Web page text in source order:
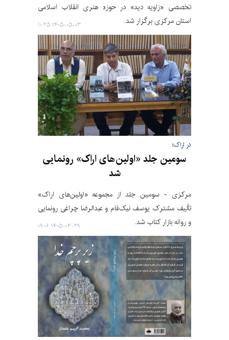
تخصصی «زاویه دید» در حوزه هنری انقلاب اسلامی
استان مرکزی برگزار شد.
۱۴۰۵-۰۵-۰۳ ۱۰:۲۵
در اراک؛
سومین جلد «اولین‌های اراک» رونمایی
شد
مرکزی‌ - سومین جلد از مجموعه «اولین‌های اراک»
تألیف مشترک یوسف نیک‌فام و عبدالرضا چراغی رونمایی
و روانه بازار کتاب شد.
۱۴۰۵-۰۴-۲۹ ۰۹:۰۶